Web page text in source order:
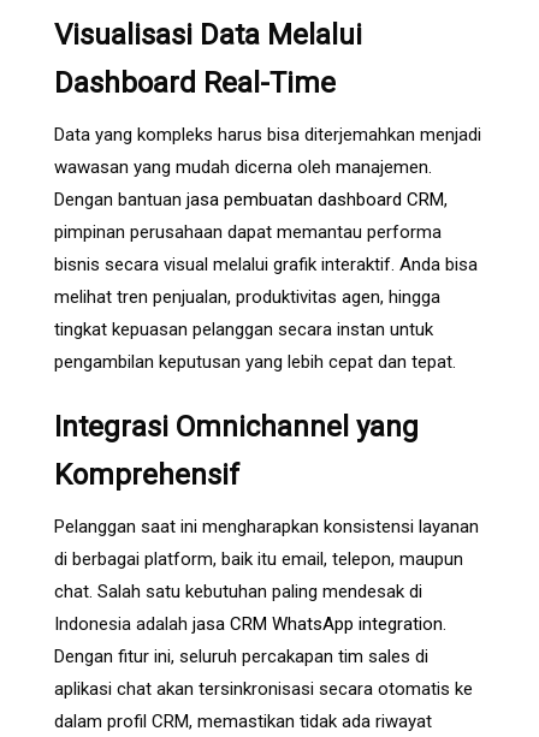
Visualisasi Data Melalui
Dashboard Real-Time
Data yang kompleks harus bisa diterjemahkan menjadi
wawasan yang mudah dicerna oleh manajemen.
Dengan bantuan jasa pembuatan dashboard CRM,
pimpinan perusahaan dapat memantau performa
bisnis secara visual melalui grafik interaktif. Anda bisa
melihat tren penjualan, produktivitas agen, hingga
tingkat kepuasan pelanggan secara instan untuk
pengambilan keputusan yang lebih cepat dan tepat.
Integrasi Omnichannel yang
Komprehensif
Pelanggan saat ini mengharapkan konsistensi layanan
di berbagai platform, baik itu email, telepon, maupun
chat. Salah satu kebutuhan paling mendesak di
Indonesia adalah jasa CRM WhatsApp integration.
Dengan fitur ini, seluruh percakapan tim sales di
aplikasi chat akan tersinkronisasi secara otomatis ke
dalam profil CRM, memastikan tidak ada riwayat